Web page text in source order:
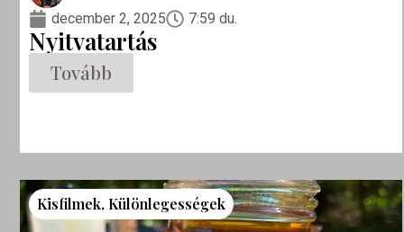
december 2, 2025
7:59 du.
Nyitvatartás
Tovább
Kisfilmek, Különlegességek